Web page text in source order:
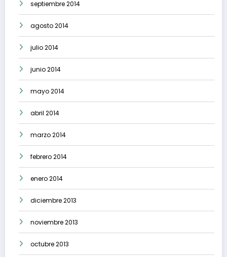
septiembre 2014
agosto 2014
julio 2014
junio 2014
mayo 2014
abril 2014
marzo 2014
febrero 2014
enero 2014
diciembre 2013
noviembre 2013
octubre 2013